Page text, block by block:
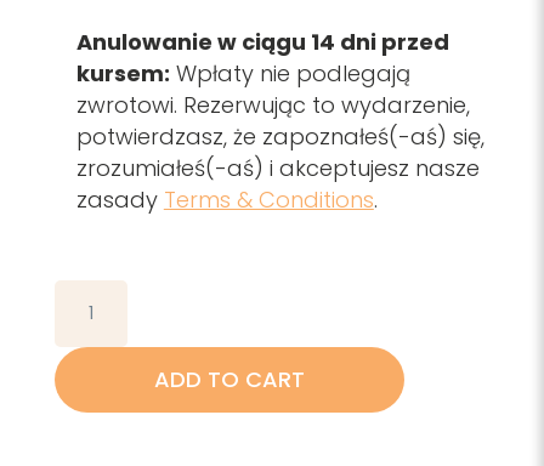
Anulowanie w ciągu 14 dni przed
kursem: Wpłaty nie podlegają
zwrotowi. Rezerwując to wydarzenie,
potwierdzasz, że zapoznałeś(-aś) się,
zrozumiałeś(-aś) i akceptujesz nasze
zasady Terms & Conditions.
Through
Cancer,
Poland
2025
ADD TO CART